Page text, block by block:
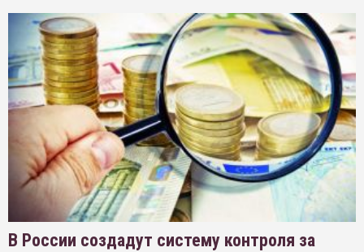
В России создадут систему контроля за